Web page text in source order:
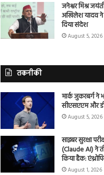
जनेश्वर मिश्र
अखिलेश यादव ने
दिया संदेश
August 5, 2026
तकनीकी
मार्क जुकरबर्ग ने
सीएसएएम और
August 5, 2026
साइबर सुरक्षा
(Claude AI) ने
किया हैक:
August 1, 2026